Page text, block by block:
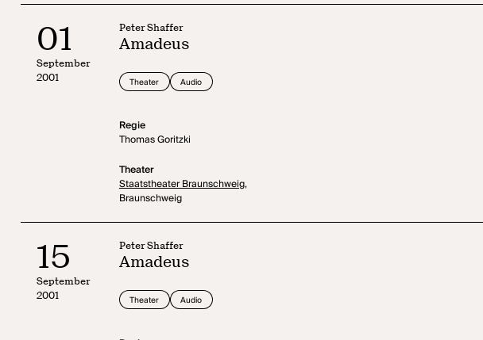
01
September
2001
Peter Shaffer
Amadeus
Theater Audio
Regie
Thomas Goritzki
Theater
Staatstheater Braunschweig,
Braunschweig
15
September
2001
Peter Shaffer
Amadeus
Theater Audio